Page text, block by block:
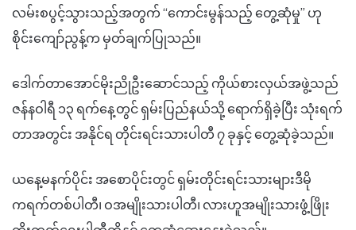
လမ်းစပွင့်သွားသည့်အတွက် “ကောင်းမွန်သည့် တွေ့ဆုံမှု” ဟု
စိုင်းကျော်ညွန့်က မှတ်ချက်ပြုသည်။
ဒေါက်တာအောင်မိုးညိုဦးဆောင်သည့် ကိုယ်စားလှယ်အဖွဲ့သည်
ဇန်နဝါရီ ၁၃ ရက်နေ့တွင် ရှမ်းပြည်နယ်သို့ ရောက်ရှိခဲ့ပြီး သုံးရက်
တာအတွင်း အနိုင်ရ တိုင်းရင်းသားပါတီ ၇ ခုနှင့် တွေ့ဆုံခဲ့သည်။
ယနေ့မနက်ပိုင်း အစောပိုင်းတွင် ရှမ်းတိုင်းရင်းသားများဒီမို
ကရက်တစ်ပါတီ၊ ဝအမျိုးသားပါတီ၊ လားဟူအမျိုးသားဖွံ့ဖြိုး